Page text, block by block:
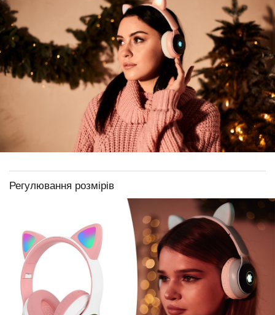
Регулювання розмірів